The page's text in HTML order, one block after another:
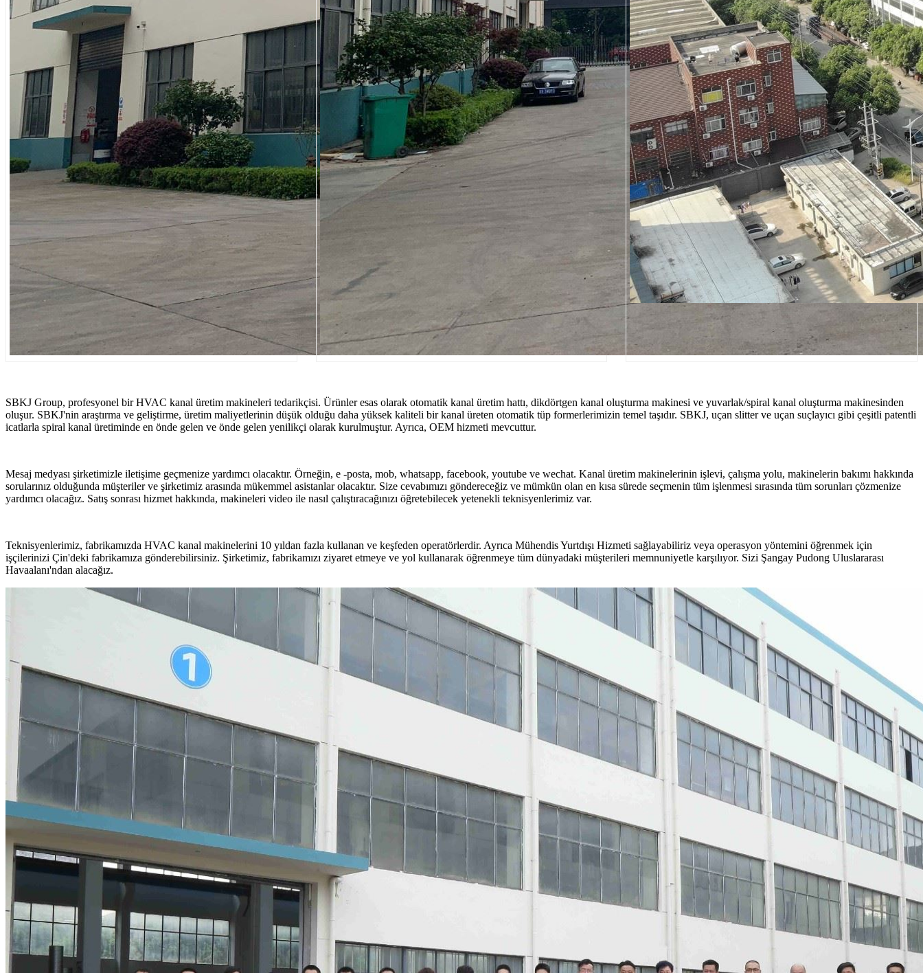
SBKJ Group, profesyonel bir HVAC kanal üretim makineleri tedarikçisi. Ürünler esas olarak otomatik kanal üretim hattı, dikdörtgen kanal oluşturma makinesi ve yuvarlak/spiral kanal oluşturma makinesinden
oluşur. SBKJ'nin araştırma ve geliştirme, üretim maliyetlerinin düşük olduğu daha yüksek kaliteli bir kanal üreten otomatik tüp formerlerimizin temel taşıdır. SBKJ, uçan slitter ve uçan suçlayıcı gibi çeşitli patentli
icatlarla spiral kanal üretiminde en önde gelen ve önde gelen yenilikçi olarak kurulmuştur. Ayrıca, OEM hizmeti mevcuttur.
Mesaj medyası şirketimizle iletişime geçmenize yardımcı olacaktır. Örneğin, e -posta, mob, whatsapp, facebook, youtube ve wechat. Kanal üretim makinelerinin işlevi, çalışma yolu, makinelerin bakımı hakkında
sorularınız olduğunda müşteriler ve şirketimiz arasında mükemmel asistanlar olacaktır. Size cevabımızı göndereceğiz ve mümkün olan en kısa sürede seçmenin tüm işlenmesi sırasında tüm sorunları çözmenize
yardımcı olacağız. Satış sonrası hizmet hakkında, makineleri video ile nasıl çalıştıracağınızı öğretebilecek yetenekli teknisyenlerimiz var.
Teknisyenlerimiz, fabrikamızda HVAC kanal makinelerini 10 yıldan fazla kullanan ve keşfeden operatörlerdir. Ayrıca Mühendis Yurtdışı Hizmeti sağlayabiliriz veya operasyon yöntemini öğrenmek için
işçilerinizi Çin'deki fabrikamıza gönderebilirsiniz. Şirketimiz, fabrikamızı ziyaret etmeye ve yol kullanarak öğrenmeye tüm dünyadaki müşterileri memnuniyetle karşılıyor. Sizi Şangay Pudong Uluslararası
Havaalanı'ndan alacağız.